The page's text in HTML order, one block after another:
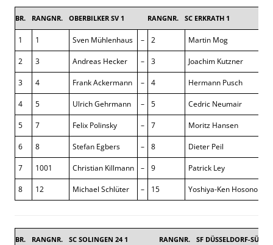
BR. RANGNR. OBERBILKER SV 1 RANGNR. SC ERKRATH 1
1 1 Sven Mühlenhaus – 2 Martin Mog
2 3 Andreas Hecker – 3 Joachim Kutzner
3 4 Frank Ackermann – 4 Hermann Pusch
4 5 Ulrich Gehrmann – 5 Cedric Neumair
5 7 Felix Polinsky – 7 Moritz Hansen
6 8 Stefan Egbers – 8 Dieter Peil
7 1001 Christian Killmann – 9 Patrick Ley
8 12 Michael Schlüter – 15 Yoshiya-Ken Hosono
BR. RANGNR. SC SOLINGEN 24 1 RANGNR. SF DÜSSELDORF-SÜD 1